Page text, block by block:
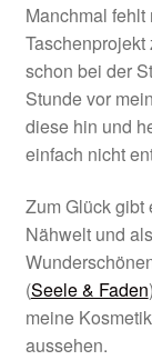
Manchmal
schon bei der
Stunde vor
diese hin und
einfach nicht
Zum Glück gibt
Nähwelt und
(Seele & Faden
meine
aussehen.